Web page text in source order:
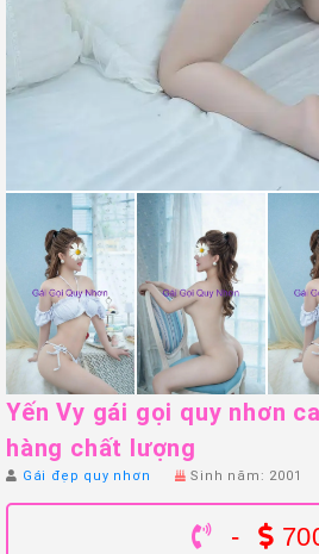
Yến Vy gái gọi quy nhơn
hàng chất lượng
Gái đẹp quy nhơn Sinh năm: 2001
-